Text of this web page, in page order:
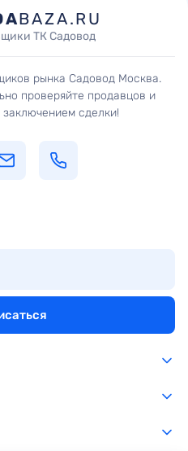
BAZA.RU
ТК Садовод
рынка Садовод Москва.
проверяйте продавцов и
сделки!